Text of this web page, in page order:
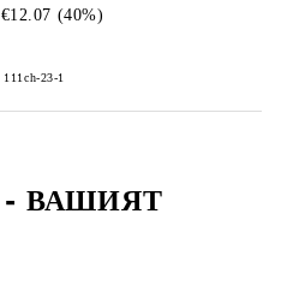
€12.07 (40%)
111ch-23-1
- ВАШИЯТ